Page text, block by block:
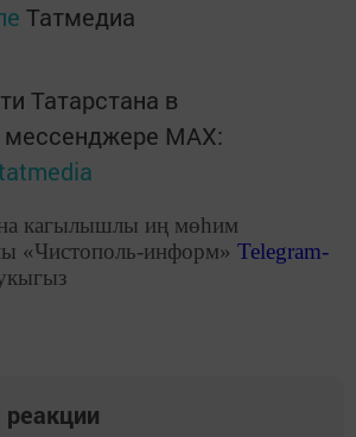
Татмедиа
Татарстана в
MАХ:
кагылышлы иң мөһим
«Чистополь-информ» Telegram-
реакции